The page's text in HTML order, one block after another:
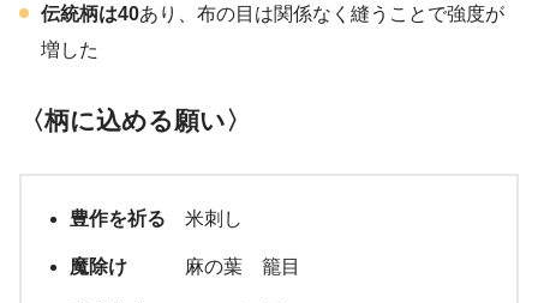
伝統柄は40あり、布の目は関係なく縫うことで強度が
増した
〈柄に込める願い〉
豊作を祈る 米刺し
魔除け 麻の葉 籠目